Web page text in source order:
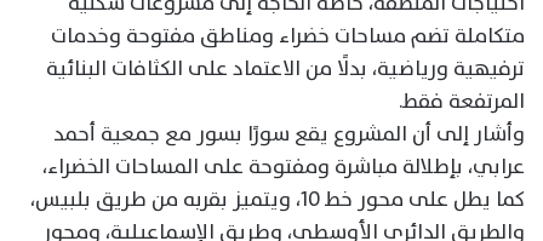
متكاملة تضم مساحات خضراء ومناطق مفتوحة وخدمات
ترفيهية ورياضية، بدلًا من الاعتماد على الكثافات البنائية
المرتفعة فقط.
وأشار إلى أن المشروع يقع سورًا بسور مع جمعية أحمد
عرابي، بإطلالة مباشرة ومفتوحة على المساحات الخضراء،
كما يطل على محور خط 10، ويتميز بقربه من طريق بلبيس،
والطريق الدائري الأوسطي، وطريق الإسماعيلية، ومحور